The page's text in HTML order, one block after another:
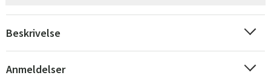
Norge
Suomi
Beskrivelse
Anmeldelser